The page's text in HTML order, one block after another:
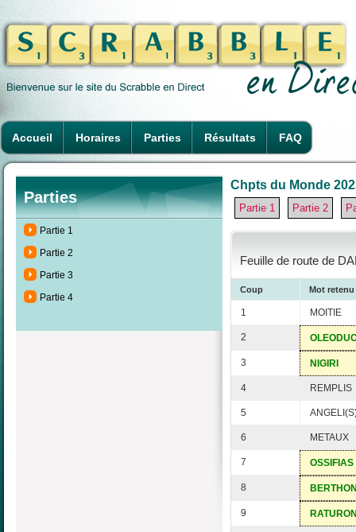
Accueil Horaires Parties Résultats FAQ
Parties
Partie 1
Partie 2
Partie 3
Partie 4
Chpts du Monde
Partie 1 Partie 2
Feuille de route de
Coup Mot retenu
1 MOITIE
2
3 NIGIRI
4 REMPLIS
5
6 METAUX
7 OSSIFIAS
8
9